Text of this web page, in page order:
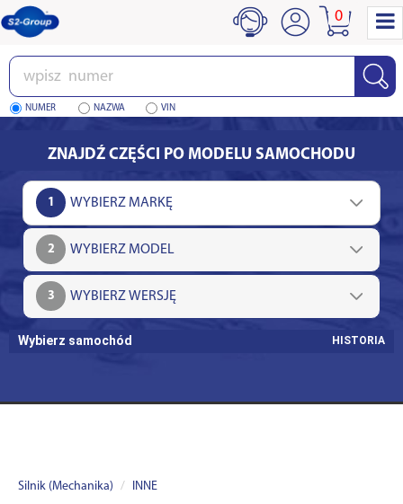
Wpisz
numer
NUMER NAZWA VIN
0
ZNAJDŹ CZĘŚCI PO MODELU SAMOCHODU
1
2
3
Wybierz samochód HISTORIA
Silnik (Mechanika) INNE